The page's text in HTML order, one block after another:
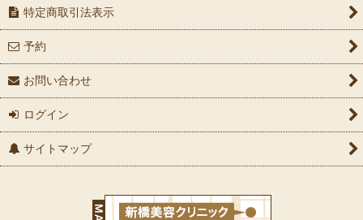
特定商取引法表示
予約
お問い合わせ
ログイン
サイトマップ